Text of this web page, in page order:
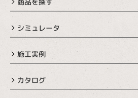
シミュレータ
施工実例
カタログ